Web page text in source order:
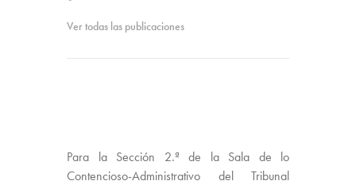
Ver todas las publicaciones
Para la Sección 2.ª de la Sala de lo
Contencioso-Administrativo del Tribunal